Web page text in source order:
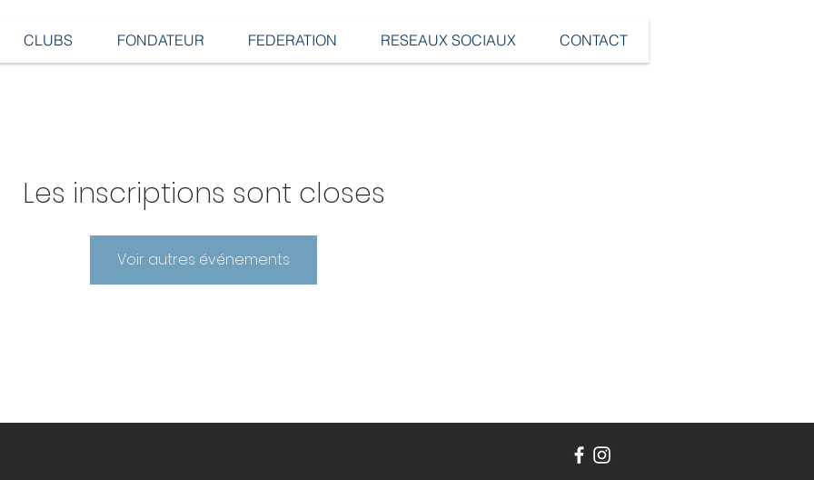
CLUBS FONDATEUR FEDERATION RESEAUX SOCIAUX CONTACT
Les inscriptions sont closes
Voir autres événements